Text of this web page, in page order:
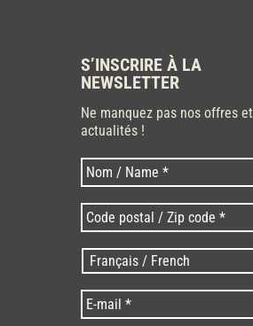
S’INSCRIRE À LA
NEWSLETTER
Ne manquez pas nos offres et
actualités !
Nom *
Code
postal
/
Zip
* *
Langues
/
Language *
E-
mail *